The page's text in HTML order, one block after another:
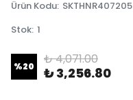
Ürün Kodu: SKTHNR407205
Stok: 1
%20 ₺ 4,071.00
₺ 3,256.80